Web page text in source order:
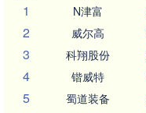
1
N津富
2 威尔高
3 科翔股份
4 锴威特
5 蜀道装备